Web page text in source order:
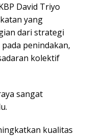
David Triyo
yang
dari strategi
penindakan,
kolektif
sangat
kualitas